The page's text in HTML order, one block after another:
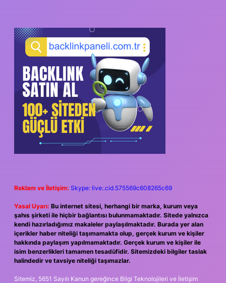
Reklam ve İletişim: Skype: live:.cid.575569c608265c69
Yasal Uyarı: Bu internet sitesi, herhangi bir marka, kurum veya
şahıs şirketi ile hiçbir bağlantısı bulunmamaktadır. Sitede yalnızca
kendi hazırladığımız makaleler paylaşılmaktadır. Burada yer alan
içerikler haber niteliği taşımamakta olup, gerçek kurum ve kişiler
hakkında paylaşım yapılmamaktadır. Gerçek kurum ve kişiler ile
isim benzerlikleri tamamen tesadüfidir. Sitemizdeki bilgiler taslak
halindedir ve tavsiye niteliği taşımazlar.
Sitemiz, 5651 Sayılı Kanun gereğince Bilgi Teknolojileri ve İletişim